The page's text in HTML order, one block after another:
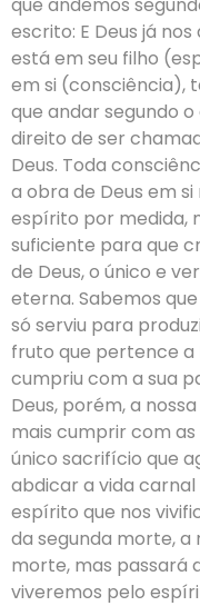
escrito: E Deus já
está em seu filho
em si (consciência),
que andar segundo o
direito de ser
Deus. Toda
a obra de Deus em
espírito por medida,
suficiente para que
de Deus, o único e
eterna. Sabemos
só serviu para
fruto que pertence
cumpriu com a sua
Deus, porém, a
mais cumprir com as
único sacrifício que
abdicar a vida
espírito que nos
da segunda morte, a
morte, mas passará
viveremos pelo